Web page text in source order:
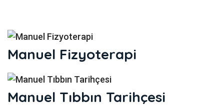
Manuel Fizyoterapi
Manuel Tıbbın Tarihçesi